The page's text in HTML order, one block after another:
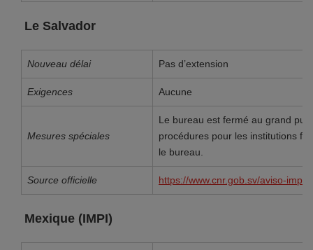
Le Salvador
Nouveau délai Pas d’extension
Exigences Aucune
Mesures spéciales
Le bureau est fermé au grand
procédures pour les institutions
le bureau.
Source officielle https://www.cnr.gob.sv/aviso-
Mexique (IMPI)